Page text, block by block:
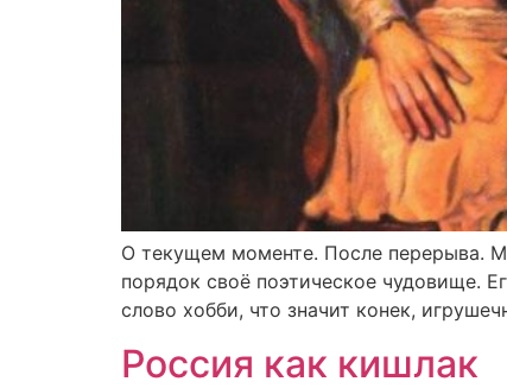
О текущем моменте. После перерыва.
порядок своё поэтическое чудовище.
слово хобби, что значит конек,
Россия как кишлак